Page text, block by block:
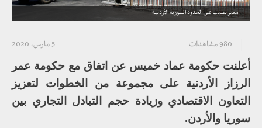
معبر نصيب على الحدود السورية الأردنية
5 مارس، 2020 980 مشاهدات
أعلنت حكومة عماد خميس عن اتفاق مع حكومة عمر
الرزاز الأردنية على مجموعة من الخطوات لتعزيز
التعاون الاقتصادي وزيادة حجم التبادل التجاري بين
سوريا والأردن.